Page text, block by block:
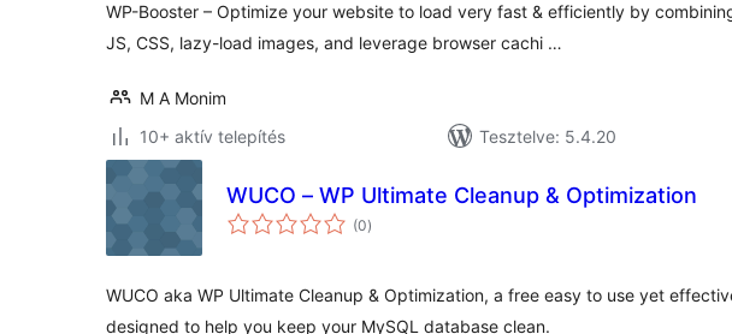
WP-Booster – Optimize your website to load very fast & efficiently by
JS, CSS, lazy-load images, and leverage browser cachi …
M A Monim
10+ aktív telepítés
Tesztelve: 5.4.20
WUCO – WP Ultimate Cleanup & Optimization
(0értékelés
összesen
)
WUCO aka WP Ultimate Cleanup & Optimization, a free easy to use yet
designed to help you keep your MySQL database clean.